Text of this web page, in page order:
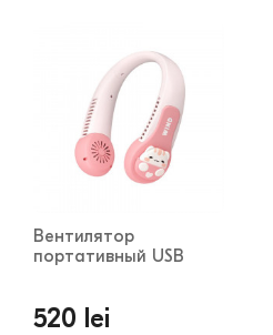
Вентилятор
портативный USB
520 lei